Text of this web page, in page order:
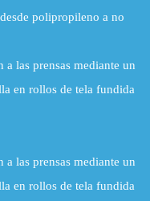
polipropileno a no
las prensas mediante un
en rollos de tela fundida
las prensas mediante un
en rollos de tela fundida